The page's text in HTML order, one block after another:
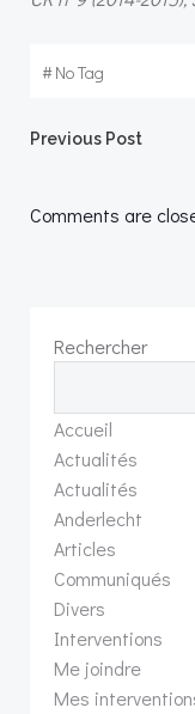
#No Tag
Post
Previous Post
Comments are
Rechercher
Accueil
Actualités
Actualités
Anderlecht
Articles
Communiqués
Divers
Interventions
Me joindre
Mes